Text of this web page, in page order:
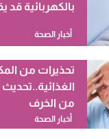
بالكهربائية قد
أخبار الصحة
تحذيرات من
الغذائية..تحديث
من الخرف
أخبار الصحة